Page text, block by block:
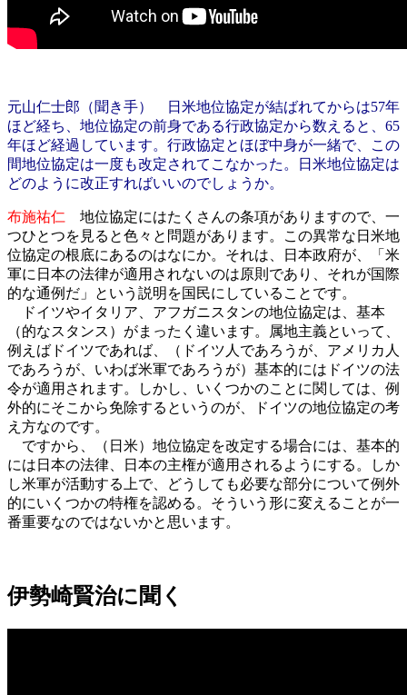
元山仁士郎（聞き手） 日米地位協定が結ばれてからは57年
ほど経ち、地位協定の前身である行政協定から数えると、65
年ほど経過しています。行政協定とほぼ中身が一緒で、この
間地位協定は一度も改定されてこなかった。日米地位協定は
どのように改正すればいいのでしょうか。
布施祐仁 地位協定にはたくさんの条項がありますので、一
つひとつを見ると色々と問題があります。この異常な日米地
位協定の根底にあるのはなにか。それは、日本政府が、「米
軍に日本の法律が適用されないのは原則であり、それが国際
的な通例だ」という説明を国民にしていることです。
ドイツやイタリア、アフガニスタンの地位協定は、基本
（的なスタンス）がまったく違います。属地主義といって、
例えばドイツであれば、（ドイツ人であろうが、アメリカ人
であろうが、いわば米軍であろうが）基本的にはドイツの法
令が適用されます。しかし、いくつかのことに関しては、例
外的にそこから免除するというのが、ドイツの地位協定の考
え方なのです。
ですから、（日米）地位協定を改定する場合には、基本的
には日本の法律、日本の主権が適用されるようにする。しか
し米軍が活動する上で、どうしても必要な部分について例外
的にいくつかの特権を認める。そういう形に変えることが一
番重要なのではないかと思います。
伊勢崎賢治に聞く